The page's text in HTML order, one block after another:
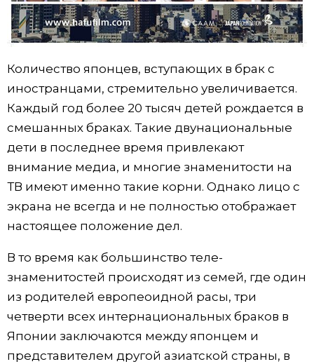
Количество японцев, вступающих в брак с
иностранцами, стремительно увеличивается.
Каждый год более 20 тысяч детей рождается в
смешанных браках. Такие двунациональные
дети в последнее время привлекают
внимание медиа, и многие знаменитости на
ТВ имеют именно такие корни. Однако лицо с
экрана не всегда и не полностью отображает
настоящее положение дел.
В то время как большинство теле-
знаменитостей происходят из семей, где один
из родителей европеоидной расы, три
четверти всех интернациональных браков в
Японии заключаются между японцем и
представителем другой азиатской страны, в